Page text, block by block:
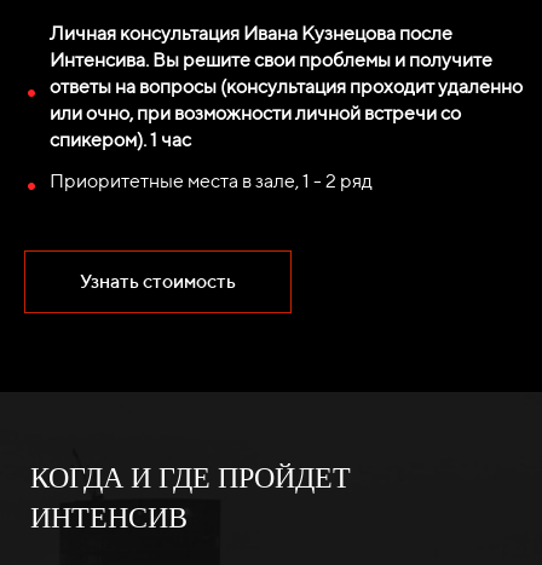
Личная консультация Ивана Кузнецова после
Интенсива. Вы решите свои проблемы и получите
ответы на вопросы (консультация проходит удаленно
или очно, при возможности личной встречи со
спикером). 1 час
Приоритетные места в зале, 1 - 2 ряд
Узнать стоимость
КОГДА И ГДЕ ПРОЙДЕТ
ИНТЕНСИВ